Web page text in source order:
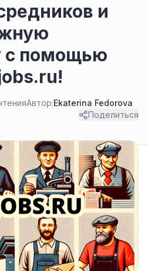
и
с помощью
Автор:Ekaterina Fedorova
Поделиться